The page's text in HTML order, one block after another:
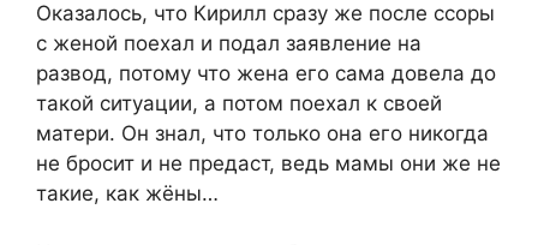
Оказалось, что Кирилл сразу же после ссоры
с женой поехал и подал заявление на
развод, потому что жена его сама довела до
такой ситуации, а потом поехал к своей
матери. Он знал, что только она его никогда
не бросит и не предаст, ведь мамы они же не
такие, как жёны…